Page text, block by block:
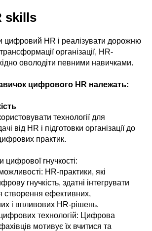
skills
цифровий HR і реалізувати дорожню
організації, HR-
оволодіти певними навичками.
цифрового HR належать:
технології для
від HR і підготовки організації до
практик.
цифрової гнучкості:
HR-практики, які
гнучкість, здатні інтегрувати
створення ефективних,
і впливових HR-рішень.
технологій: Цифрова
мотивує їх вчитися та